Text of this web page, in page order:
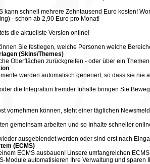
kann schnell mehrere Zehntausend Euro kosten!
- schon ab 2,90 Euro pro Monat!
die aktuellste Version online!
Sie festlegen, welche Personen welche
(Skins/Themes)
Oberflächen zurückgreifen - oder über ein
werden automatisch generiert, so dass sie nie
die Integration fremder Inhalte bringen Sie
vornehmen können, steht einer täglichen
gemeinsam arbeiten und so Inhalte schneller
ausgeblendet werden oder sind erst nach
(ECMS)
ECMS ausbauen! Unsere umfangreichen
Module automatisieren Ihre Verwaltung und sparen